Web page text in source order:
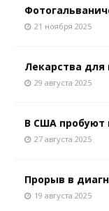
21 ноября 2025
Лекарства для
29 августа 2025
В США пробуют
27 августа 2025
Прорыв в
19 августа 2025